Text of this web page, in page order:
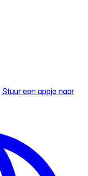
Stuur een appje naar